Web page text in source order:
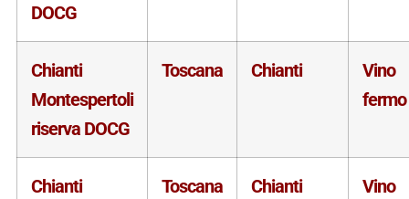
DOCG
Chianti
Montespertoli
riserva DOCG
Toscana Chianti
Vino
fermo
Chianti Toscana Chianti Vino